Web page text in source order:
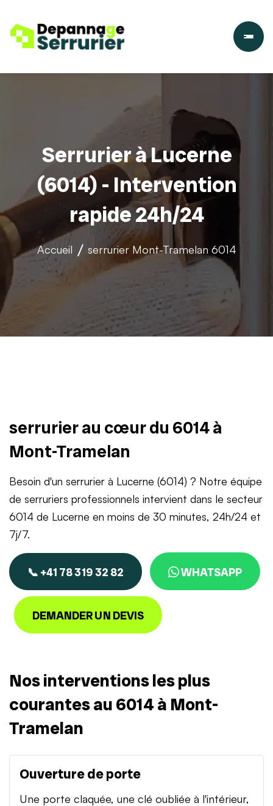
Serrurier à Lucerne
(6014) - Intervention
rapide 24h/24
Accueil serrurier Mont-Tramelan 6014
serrurier au cœur du 6014 à
Mont-Tramelan
Besoin d'un serrurier à Lucerne (6014) ? Notre équipe
de serruriers professionnels intervient dans le secteur
6014 de Lucerne en moins de 30 minutes, 24h/24 et
7j/7.
📞 +41 78 319 32 82 WHATSAPP
DEMANDER UN DEVIS
Nos interventions les plus
courantes au 6014 à Mont-
Tramelan
Ouverture de porte
Une porte claquée, une clé oubliée à l'intérieur,